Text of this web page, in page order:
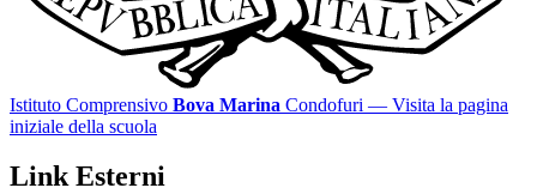
Istituto Comprensivo Bova Marina Condofuri — Visita la pagina
iniziale della scuola
Link Esterni